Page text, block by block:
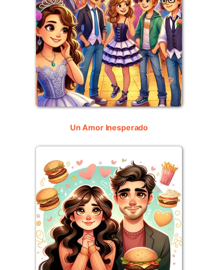
Un Amor Inesperado